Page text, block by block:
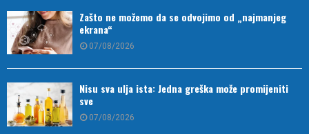
Zašto ne možemo da se odvojimo od „najmanjeg
ekrana“
07/08/2026
Nisu sva ulja ista: Jedna greška može promijeniti
sve
07/08/2026